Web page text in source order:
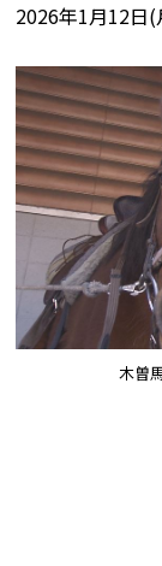
2026年1月12日
木曽